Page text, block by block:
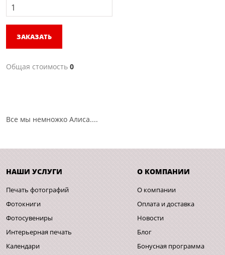
ЗАКАЗАТЬ
Общая стоимость 0
Все мы немножко Алиса....
НАШИ УСЛУГИ
Печать фотографий
Фотокниги
Фотосувениры
Интерьерная печать
Календари
О КОМПАНИИ
О компании
Оплата и доставка
Новости
Блог
Бонусная программа